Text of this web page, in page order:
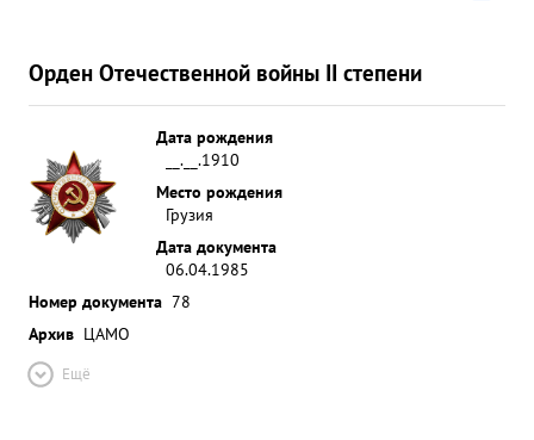
Орден Отечественной войны II степени
Дата рождения
__.__.1910
Место рождения
Грузия
Дата документа
06.04.1985
Номер документа 78
Архив ЦАМО
Ещё